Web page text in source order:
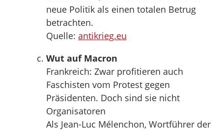
neue Politik als einen totalen Betrug
betrachten.
Quelle: antikrieg.eu
Wut auf Macron
Frankreich: Zwar profitieren auch
Faschisten vom Protest gegen
Präsidenten. Doch sind sie nicht
Organisatoren
Als Jean-Luc Mélenchon, Wortführer der